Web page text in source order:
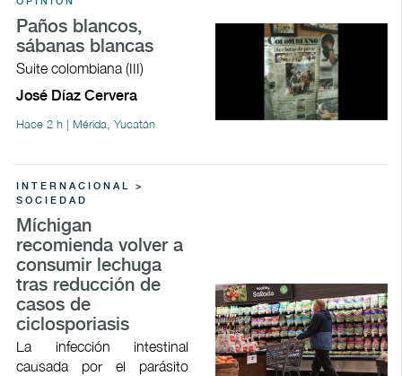
Paños blancos,
sábanas blancas
Suite colombiana (III)
José Díaz Cervera
Hace 2 h | Mérida, Yucatán
INTERNACIONAL >
SOCIEDAD
Míchigan
recomienda volver a
consumir lechuga
tras reducción de
casos de
ciclosporiasis
La infección intestinal
causada por el parásito